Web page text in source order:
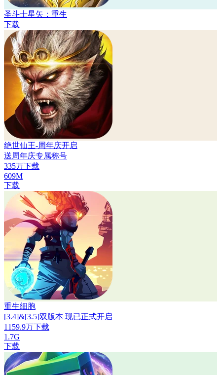
圣斗士星矢：重生
下载
绝世仙王-周年庆开启
送周年庆专属称号
335万下载
609M
下载
重生细胞
[3.4]&[3.5]双版本 现已正式开启
1159.9万下载
1.7G
下载